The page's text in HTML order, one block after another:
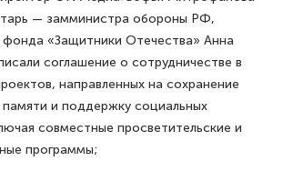
— замминистра обороны РФ,
фонда «Защитники Отечества» Анна
соглашение о сотрудничестве в
направленных на сохранение
и поддержку социальных
совместные просветительские и
программы;